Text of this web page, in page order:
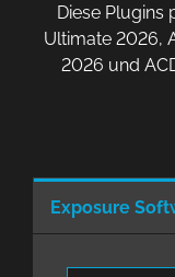
Diese Plugins
Ultimate 2026,
2026 und
Exposure